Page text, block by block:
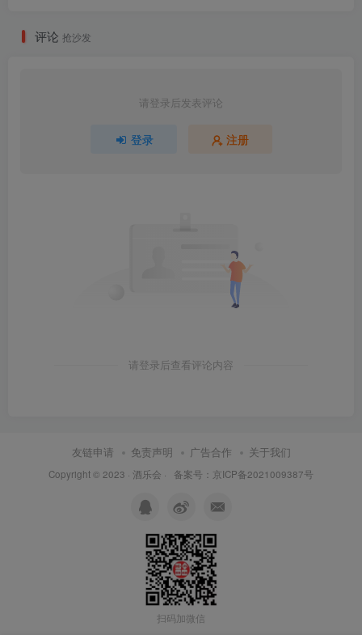
评论 抢沙发
请登录后发表评论
登录 注册
请登录后查看评论内容
友链申请 免责声明 广告合作 关于我们
Copyright © 2023 · 酒乐会 · 备案号：京ICP备2021009387号
扫码加微信